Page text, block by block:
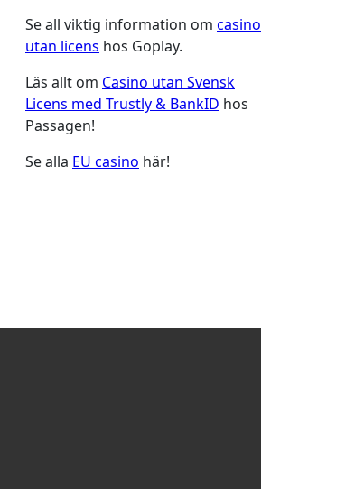
Se all viktig information om casino
utan licens hos Goplay.
Läs allt om Casino utan Svensk
Licens med Trustly & BankID hos
Passagen!
Se alla EU casino här!